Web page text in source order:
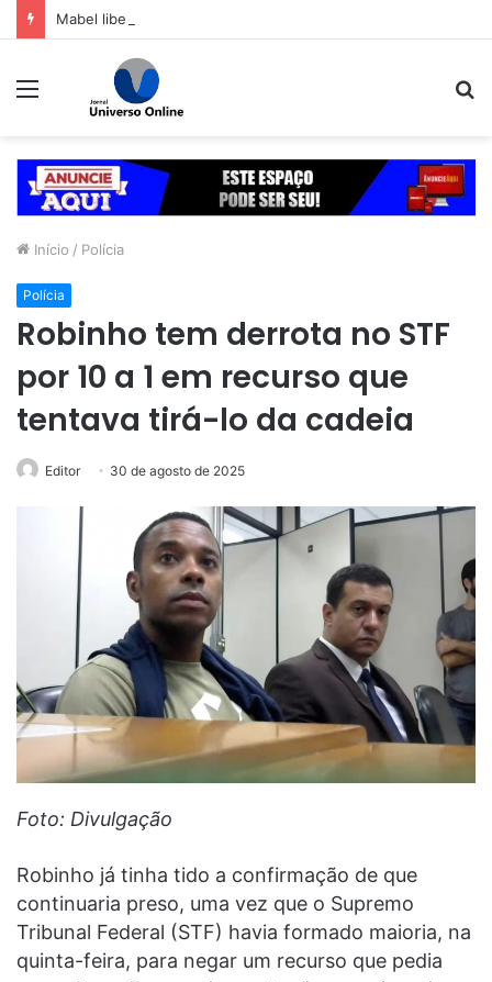
Menu
Início / Polícia
Polícia
Robinho tem derrota no STF
por 10 a 1 em recurso que
tentava tirá-lo da cadeia
Editor 30 de agosto de 2025
Foto: Divulgação
Robinho já tinha tido a confirmação de que
continuaria preso, uma vez que o Supremo
Tribunal Federal (STF) havia formado maioria, na
quinta-feira, para negar um recurso que pedia